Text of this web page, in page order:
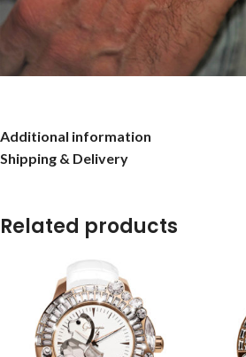
Additional information
Shipping & Delivery
Related products